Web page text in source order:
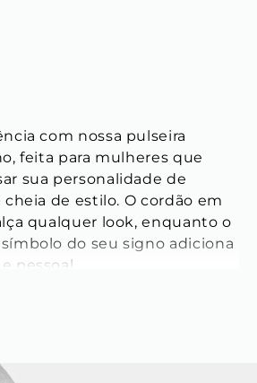
com nossa pulseira
feita para mulheres que
sua personalidade de
de estilo. O cordão em
qualquer look, enquanto o
do seu signo adiciona
pessoal.